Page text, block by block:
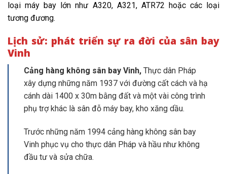
loại máy bay lớn như A320, A321, ATR72 hoặc các loại
tương đương.
Lịch sử: phát triển sự ra đời của sân bay
Vinh
Cảng hàng không sân bay Vinh, Thực dân Pháp
xây dựng những năm 1937 với đường cất cách và hạ
cánh dài 1400 x 30m bằng đất và một vài công trình
phụ trợ khác là sân đỗ máy bay, kho xăng dầu.
Trước những năm 1994 cảng hàng không sân bay
Vinh phục vụ cho thực dân Pháp và hầu như không
đầu tư và sửa chữa.